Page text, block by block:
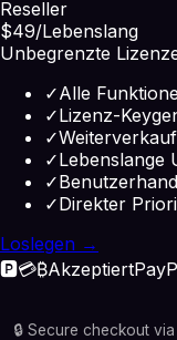
Reseller
$49/Lebenslang
Unbegrenzte
✓Alle
✓Lizenz-
✓
✓Lebenslange
✓
✓Direkter
Loslegen →
🅿️💳₿Akzeptiert
🔒 Secure checkout